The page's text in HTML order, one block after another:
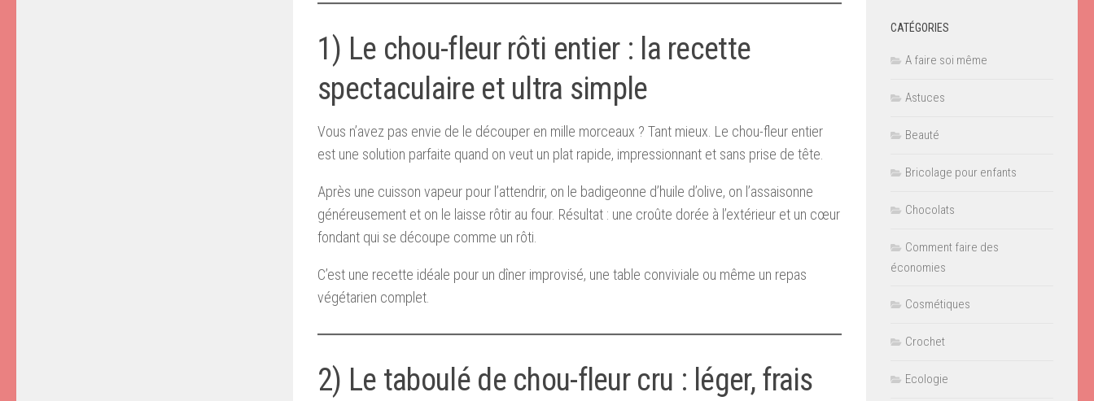
1) Le chou-fleur rôti entier : la recette
spectaculaire et ultra simple
Vous n’avez pas envie de le découper en mille morceaux ? Tant mieux. Le chou-fleur entier
est une solution parfaite quand on veut un plat rapide, impressionnant et sans prise de tête.
Après une cuisson vapeur pour l’attendrir, on le badigeonne d’huile d’olive, on l’assaisonne
généreusement et on le laisse rôtir au four. Résultat : une croûte dorée à l’extérieur et un cœur
fondant qui se découpe comme un rôti.
C’est une recette idéale pour un dîner improvisé, une table conviviale ou même un repas
végétarien complet.
2) Le taboulé de chou-fleur cru : léger, frais
CATÉGORIES
A faire soi même
Astuces
Beauté
Bricolage pour enfants
Chocolats
Comment faire des
économies
Cosmétiques
Crochet
Ecologie